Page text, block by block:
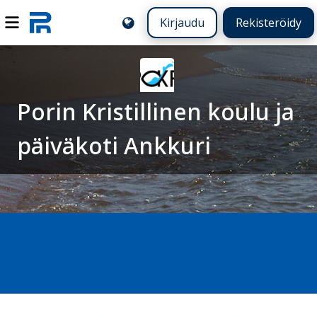
Kirjaudu Rekisteröidy
Porin Kristillinen koulu ja
päiväkoti Ankkuri